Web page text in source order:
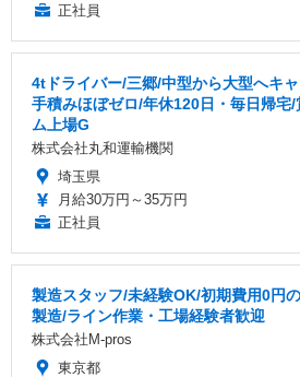
正社員
4tドライバー/三郷/中型から大型へキ
手積みほぼゼロ/年休120日・毎日帰宅
ム上場G
株式会社丸和運輸機関
埼玉県
月給30万円～35万円
正社員
製造スタッフ/未経験OK/初期費用0円
製造/ライン作業・工場経験者歓迎
株式会社M-pros
東京都